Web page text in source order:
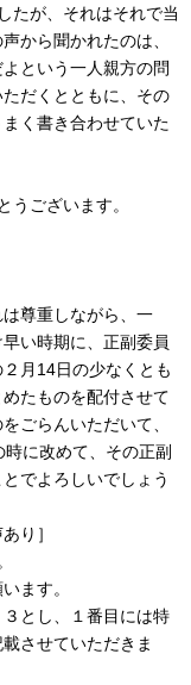
たが、それはそれで当
から聞かれたのは、
という一人親方の問
だくとともに、その
く書き合わせていた
ございます。
尊重しながら、一
い時期に、正副委員
月14日の少なくとも
たものを配付させて
ごらんいただいて、
に改めて、その正副
でよろしいでしょう
］
ます。
とし、１番目には特
させていただきま